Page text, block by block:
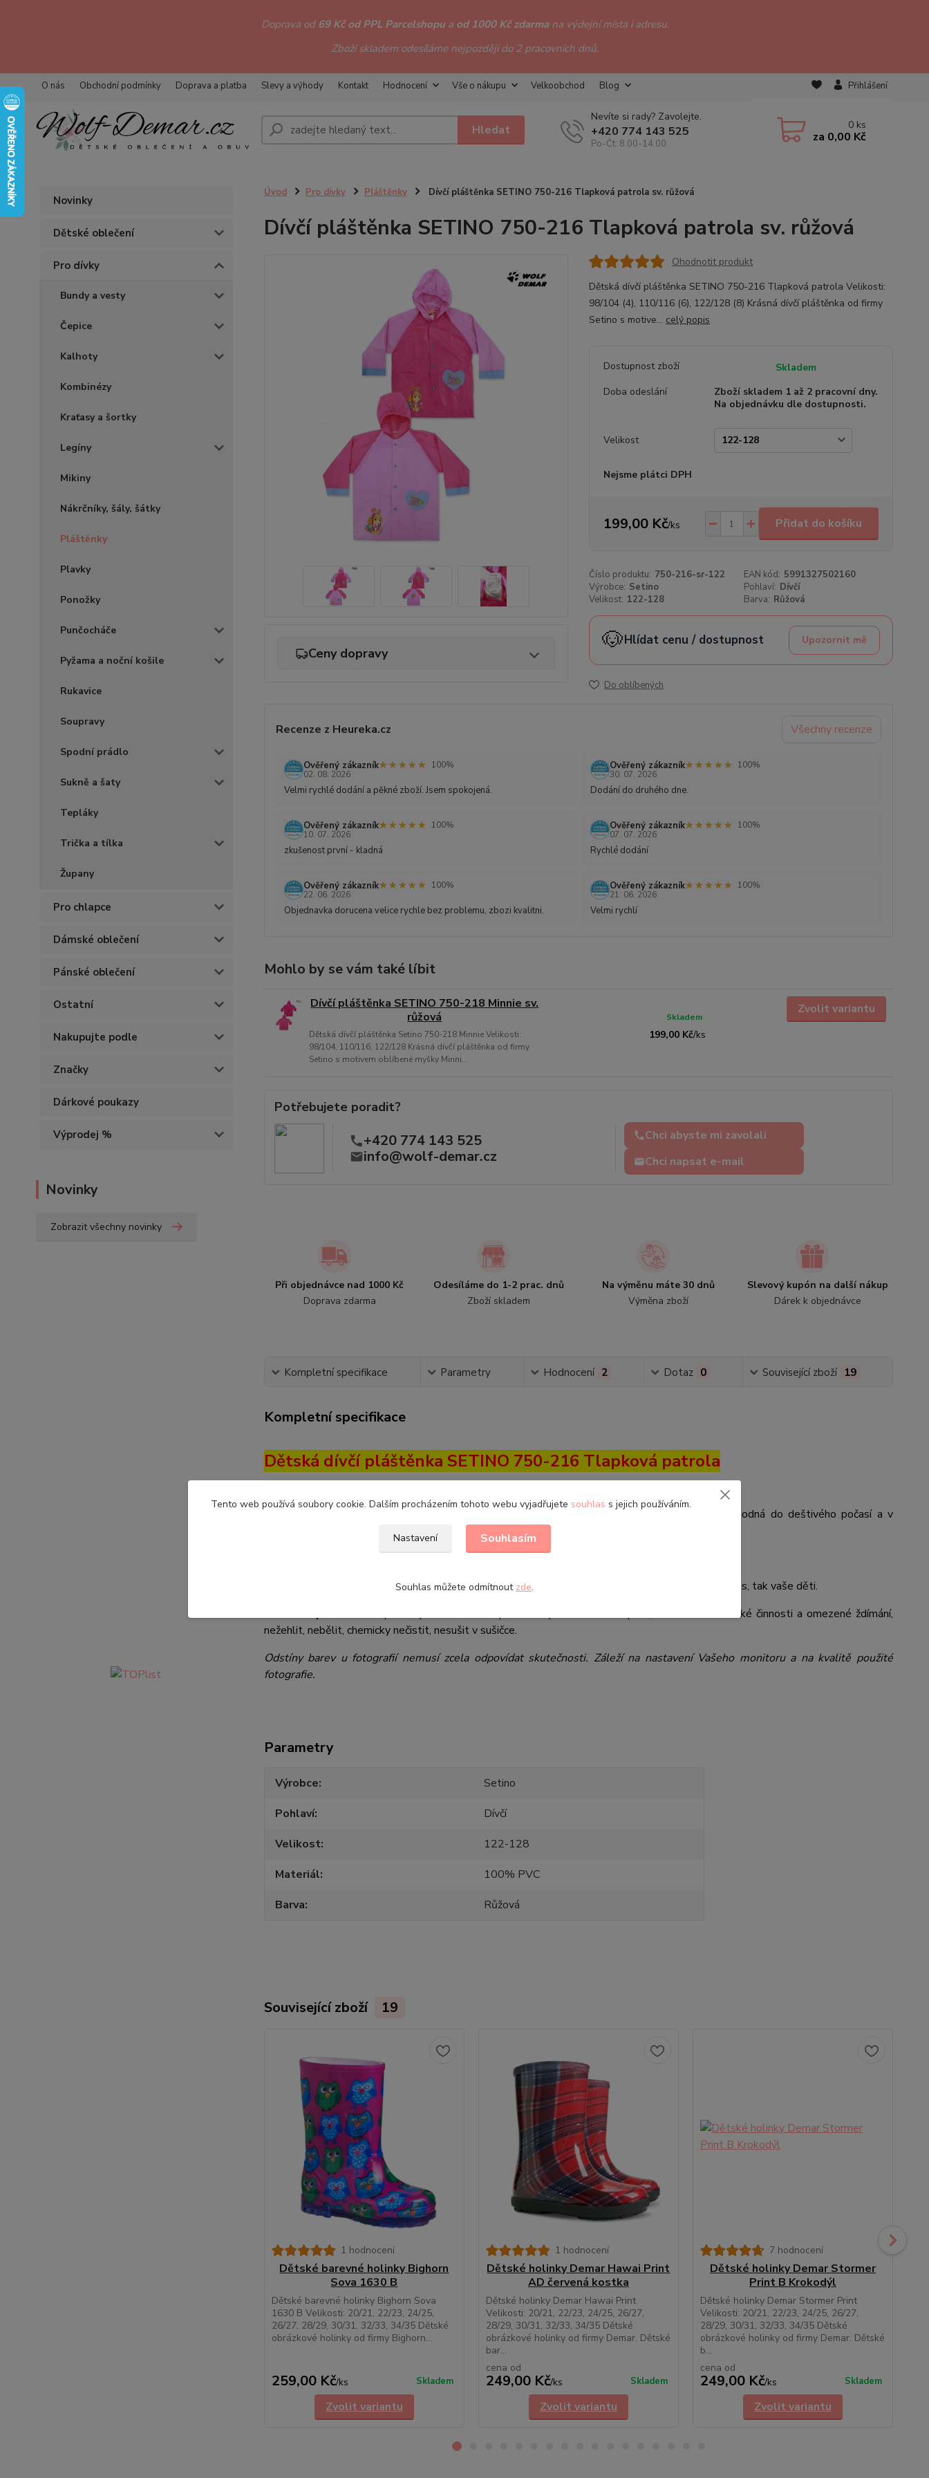
Doprava od 69 Kč od PPL Parcelshopua od 1000 Kč zdarma na výdejní místa i adresu.
Zboží skladem odesíláme nejpozději do 2 pracovních dnů.
O nás Obchodní podmínky Doprava a platba Slevy a výhody Kontakt Hodnocení Vše o nákupu Velkoobchod Blog Přihlášení
Hledat
Nevíte si rady? Zavolejte.
+420 774 143 525
Po-Čt: 8.00-14.00
0 ks
za 0,00 Kč
Novinky
Dětské oblečení
Pro dívky
Bundy a vesty
Čepice
Kalhoty
Kombinézy
Kraťasy a šortky
Legíny
Mikiny
Nákrčníky, šály, šátky
Pláštěnky
Plavky
Ponožky
Punčocháče
Pyžama a noční košile
Rukavice
Soupravy
Spodní prádlo
Sukně a šaty
Tepláky
Trička a tílka
Župany
Pro chlapce
Dámské oblečení
Pánské oblečení
Ostatní
Nakupujte podle
Značky
Dárkové poukazy
Výprodej %
Novinky
Zobrazit všechny novinky
Úvod Pro dívky Pláštěnky Dívčí pláštěnka SETINO 750-216 Tlapková patrola sv. růžová
Dívčí pláštěnka SETINO 750-216 Tlapková patrola sv. růžová
Ceny dopravy
Ohodnotit produkt
Dětská dívčí pláštěnka SETINO 750-216 Tlapková patrola Velikosti:
98/104 (4), 110/116 (6), 122/128 (8) Krásná dívčí pláštěnka od firmy
Setino s motive... celý popis
Dostupnost zboží
Skladem
Doba odeslání
Zboží skladem 1 až 2 pracovní dny.
Na objednávku dle dostupnosti.
Velikost
Nejsme plátci DPH
199,00 Kč/ks Přidat do košíku
Číslo produktu: 750-216-sr-122 EAN kód: 5991327502160
Výrobce: Setino Pohlaví: Dívčí
Velikost: 122-128 Barva: Růžová
🐶Hlídat cenu / dostupnost Upozornit mě
Do oblíbených
Recenze z Heureka.cz Všechny recenze
Ověřený zákazník★★★★★
★★★★★
100%
02. 08. 2026
Velmi rychlé dodání a pěkné zboží. Jsem spokojená.
Ověřený zákazník★★★★★
★★★★★
100%
30. 07. 2026
Dodání do druhého dne.
Ověřený zákazník★★★★★
★★★★★
100%
10. 07. 2026
zkušenost první - kladná
Ověřený zákazník★★★★★
★★★★★
100%
07. 07. 2026
Rychlé dodání
Ověřený zákazník★★★★★
★★★★★
100%
22. 06. 2026
Objednavka dorucena velice rychle bez problemu, zbozi kvalitni.
Ověřený zákazník★★★★★
★★★★★
100%
21. 06. 2026
Velmi rychlí
Mohlo by se vám také líbit
Dívčí pláštěnka SETINO 750-218 Minnie sv.
růžová
Dětská dívčí pláštěnka Setino 750-218 Minnie Velikosti:
98/104, 110/116, 122/128 Krásná dívčí pláštěnka od firmy
Setino s motivem oblíbené myšky Minni...
199,00 Kč/ks
Skladem
Zvolit variantu
Potřebujete poradit?
+420 774 143 525
info@wolf-demar.cz
Chci abyste mi zavolali
Chci napsat e-mail
Při objednávce nad 1000 Kč
Doprava zdarma
Odesíláme do 1-2 prac. dnů
Zboží skladem
Na výměnu máte 30 dnů
Výměna zboží
Slevový kupón na další nákup
Dárek k objednávce
Kompletní specifikace Parametry Hodnocení 2 Dotaz 0 Související zboží 19
Kompletní specifikace
Dětská dívčí pláštěnka SETINO 750-216 Tlapková patrola
Krásná dívčí pláštěnka od firmy Setino s motivem pohádky Tlapková patrola. Pláštěnka je vhodná do deštivého počasí a v
gumáčky Demar a Wolf
budete mít do deštivého dne dítko v suchu a pohodě.
Tlapková patrola - Paw Patrolnabízíme mnoho dalších produktů, které potěší jak vás, tak vaše děti.
Prát v pračce při maximální teplotě vody 30°C na ruční praní, snížené mechanické činnosti a omezené ždímání,
nežehlit, nebělit, chemicky nečistit, nesušit v sušičce.
Odstíny barev u fotografií nemusí zcela odpovídat skutečnosti. Záleží na nastavení Vašeho monitoru a na kvalitě použité
fotografie.
Parametry
Výrobce
Setino
Pohlaví
Dívčí
Velikost
122-128
Materiál
100% PVC
Barva
Růžová
Související zboží 19
1 hodnocení
Dětské barevné holinky Bighorn
Sova 1630 B
Dětské barevné holinky Bighorn Sova
1630 B Velikosti: 20/21, 22/23, 24/25,
26/27, 28/29, 30/31, 32/33, 34/35 Dětské
obrázkové holinky od firmy Bighorn...
259,00 Kč/ks Skladem
Zvolit variantu
1 hodnocení
Dětské holinky Demar Hawai Print
AD červená kostka
Dětské holinky Demar Hawai Print
Velikosti: 20/21, 22/23, 24/25, 26/27,
28/29, 30/31, 32/33, 34/35 Dětské
obrázkové holinky od firmy Demar. Dětské
bar...
cena od
249,00 Kč/ks Skladem
Zvolit variantu
7 hodnocení
Dětské holinky Demar Stormer
Print B Krokodýl
Dětské holinky Demar Stormer Print
Velikosti: 20/21, 22/23, 24/25, 26/27,
28/29, 30/31, 32/33, 34/35 Dětské
obrázkové holinky od firmy Demar. Dětské
b...
cena od
249,00 Kč/ks Skladem
Zvolit variantu
Tento web používá soubory cookie. Dalším procházením tohoto webu vyjadřujete souhlas s jejich používáním.
Nastavení Souhlasím
Souhlas můžete odmítnout zde.